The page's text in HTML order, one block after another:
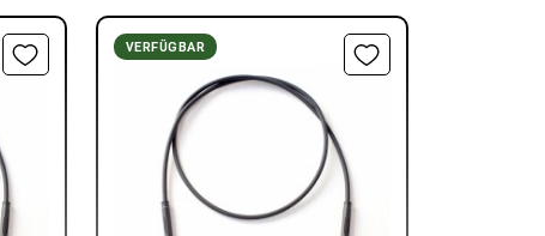
VERFÜGBAR